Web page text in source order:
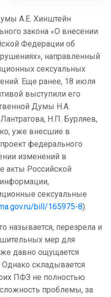
А.Е. Хинштейн
закона «О внесении
Федерации об
направленный
сексуальных
Еще ранее, 18 июля
выступили его
Думы Н.А.
Н.П. Бурляев,
уже внесшие в
федерального
изменений в
акты Российской
сексуальные
bill/165975-8).
называется, перезрела и
мер для
давно ощущается
складывается
ПФЗ не полностью
проблемы, за